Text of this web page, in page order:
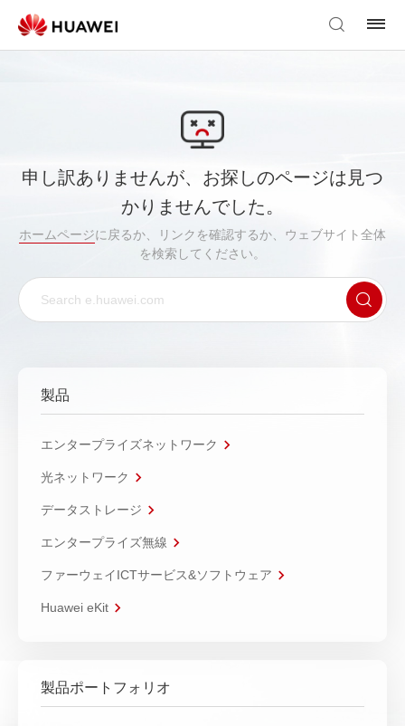
申し訳ありませんが、お探しのページは見つ
かりませんでした。
ホームページに戻るか、リンクを確認するか、ウェブサイト全体
を検索してください。
製品
エンタープライズネットワーク
光ネットワーク
データストレージ
エンタープライズ無線
ファーウェイICTサービス&ソフトウェア
Huawei eKit
製品ポートフォリオ